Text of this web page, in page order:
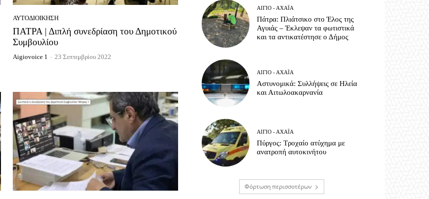
ΑΥΤΟΔΙΟΊΚΗΣΗ
ΠΑΤΡΑ | Διπλή συνεδρίαση του Δημοτικού
Συμβουλίου
Aigiovoice 1 - 23 Σεπτεμβρίου 2022
ΑΊΓΙΟ - ΑΧΑΪ́Α
Πάτρα: Πλιάτσικο στο Έλος της
Αγυιάς – Έκλεψαν τα φωτιστικά
και τα αντικατέστησε ο Δήμος
ΑΊΓΙΟ - ΑΧΑΪ́Α
Αστυνομικά: Συλλήψεις σε Ηλεία
και Αιτωλοακαρνανία
ΑΊΓΙΟ - ΑΧΑΪ́Α
Πύργος: Τροχαίο ατύχημα με
ανατροπή αυτοκινήτου
Φόρτωση περισσοτέρων